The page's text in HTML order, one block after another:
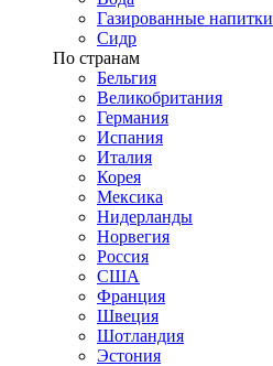
Газированные напитки
Сидр
По странам
Бельгия
Великобритания
Германия
Испания
Италия
Корея
Мексика
Нидерланды
Норвегия
Россия
США
Франция
Швеция
Шотландия
Эстония